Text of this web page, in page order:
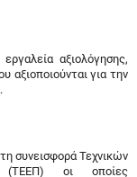
αξιολόγησης,
για την
συνεισφορά Τεχνικών
(ΤΕΕΠ) οι οποίες